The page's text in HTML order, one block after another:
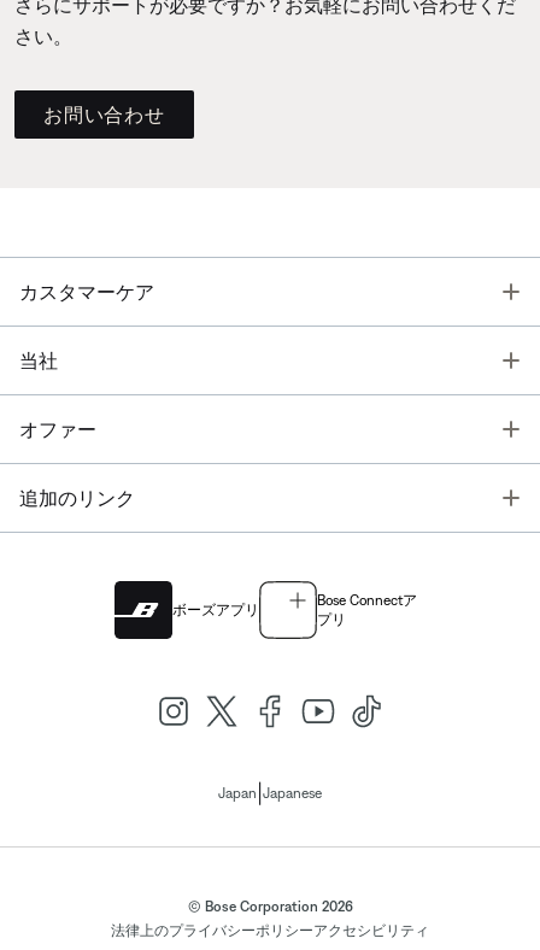
さらにサポートが必要ですか？お気軽にお問い合わせくだ
さい。
お問い合わせ
カスタマーケア
当社
オファー
追加のリンク
ボーズアプリ
Bose Connectア
プリ
Japan Japanese
© Bose Corporation 2026
法律上のプライバシーポリシーアクセシビリティ